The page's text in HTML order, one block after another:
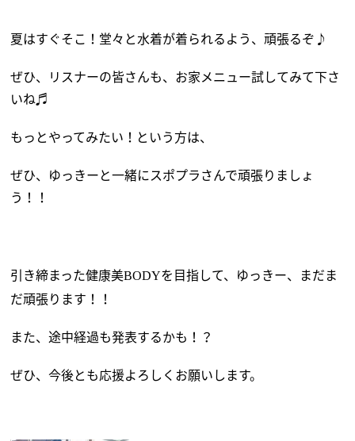
夏はすぐそこ！堂々と水着が着られるよう、頑張るぞ♪
ぜひ、リスナーの皆さんも、お家メニュー試してみて下さ
いね♬
もっとやってみたい！という方は、
ぜひ、ゆっきーと一緒にスポプラさんで頑張りましょ
う！！
引き締まった健康美BODYを目指して、ゆっきー、まだま
だ頑張ります！！
また、途中経過も発表するかも！？
ぜひ、今後とも応援よろしくお願いします。